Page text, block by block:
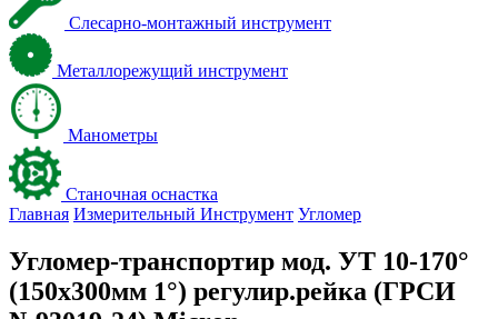
Слесарно-монтажный инструмент
Металлорежущий инструмент
Манометры
Станочная оснастка
Главная Измерительный Инструмент Угломер
Угломер-транспортир мод. УТ 10-170°
(150x300мм 1°) регулир.рейка (ГРСИ